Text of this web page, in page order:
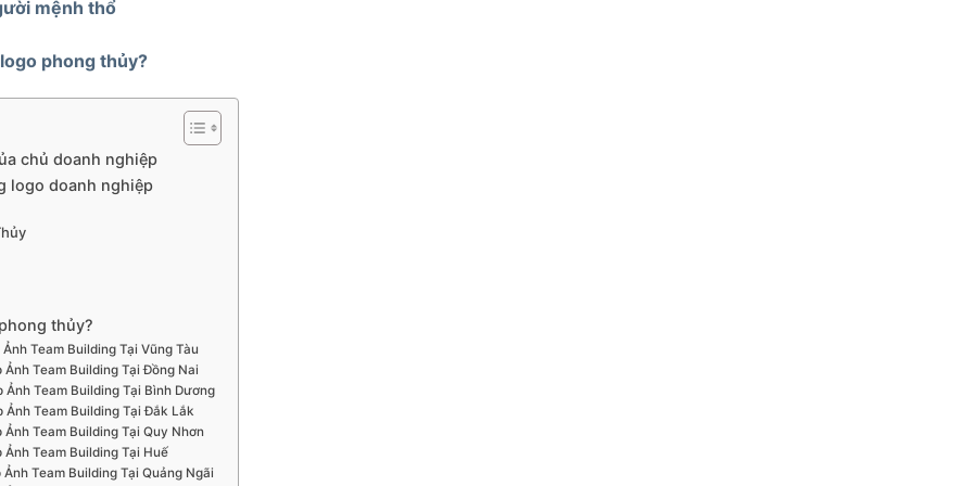
mệnh thổ
phong thủy?
chủ doanh nghiệp
logo doanh nghiệp
thủy?
Team Building Tại Vũng Tàu
Team Building Tại Đồng Nai
Ảnh Team Building Tại Bình Dương
Ảnh Team Building Tại Đắk Lắk
Team Building Tại Quy Nhơn
Ảnh Team Building Tại Huế
Team Building Tại Quảng Ngãi